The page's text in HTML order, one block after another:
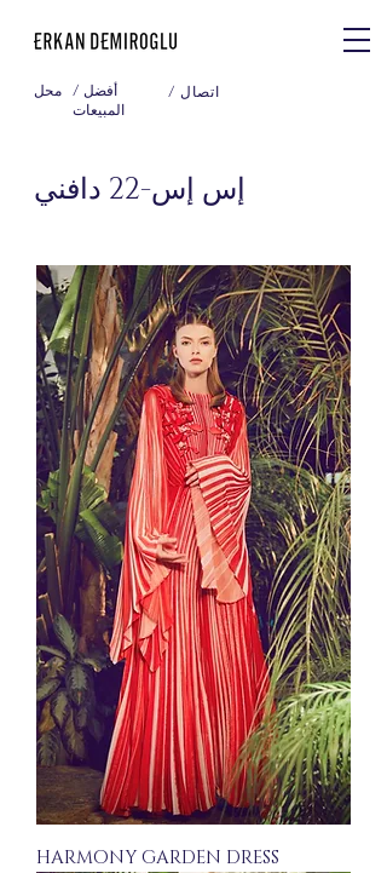
محل / أفضل
المبيعات
/ اتصال
إس إس-22 دافني
HARMONY GARDEN DRESS